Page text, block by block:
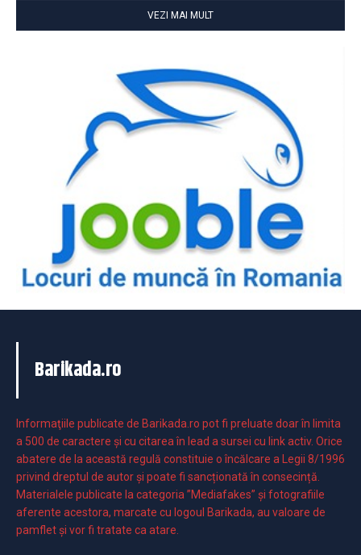
VEZI MAI MULT
Barikada.ro
Informaţiile publicate de Barikada.ro pot fi preluate doar în limita
a 500 de caractere şi cu citarea în lead a sursei cu link activ. Orice
abatere de la această regulă constituie o încălcare a Legii 8/1996
privind dreptul de autor și poate fi sancționată în consecință.
Materialele publicate la categoria ”Mediafakes” și fotografiile
aferente acestora, marcate cu logoul Barikada, au valoare de
pamflet și vor fi tratate ca atare.